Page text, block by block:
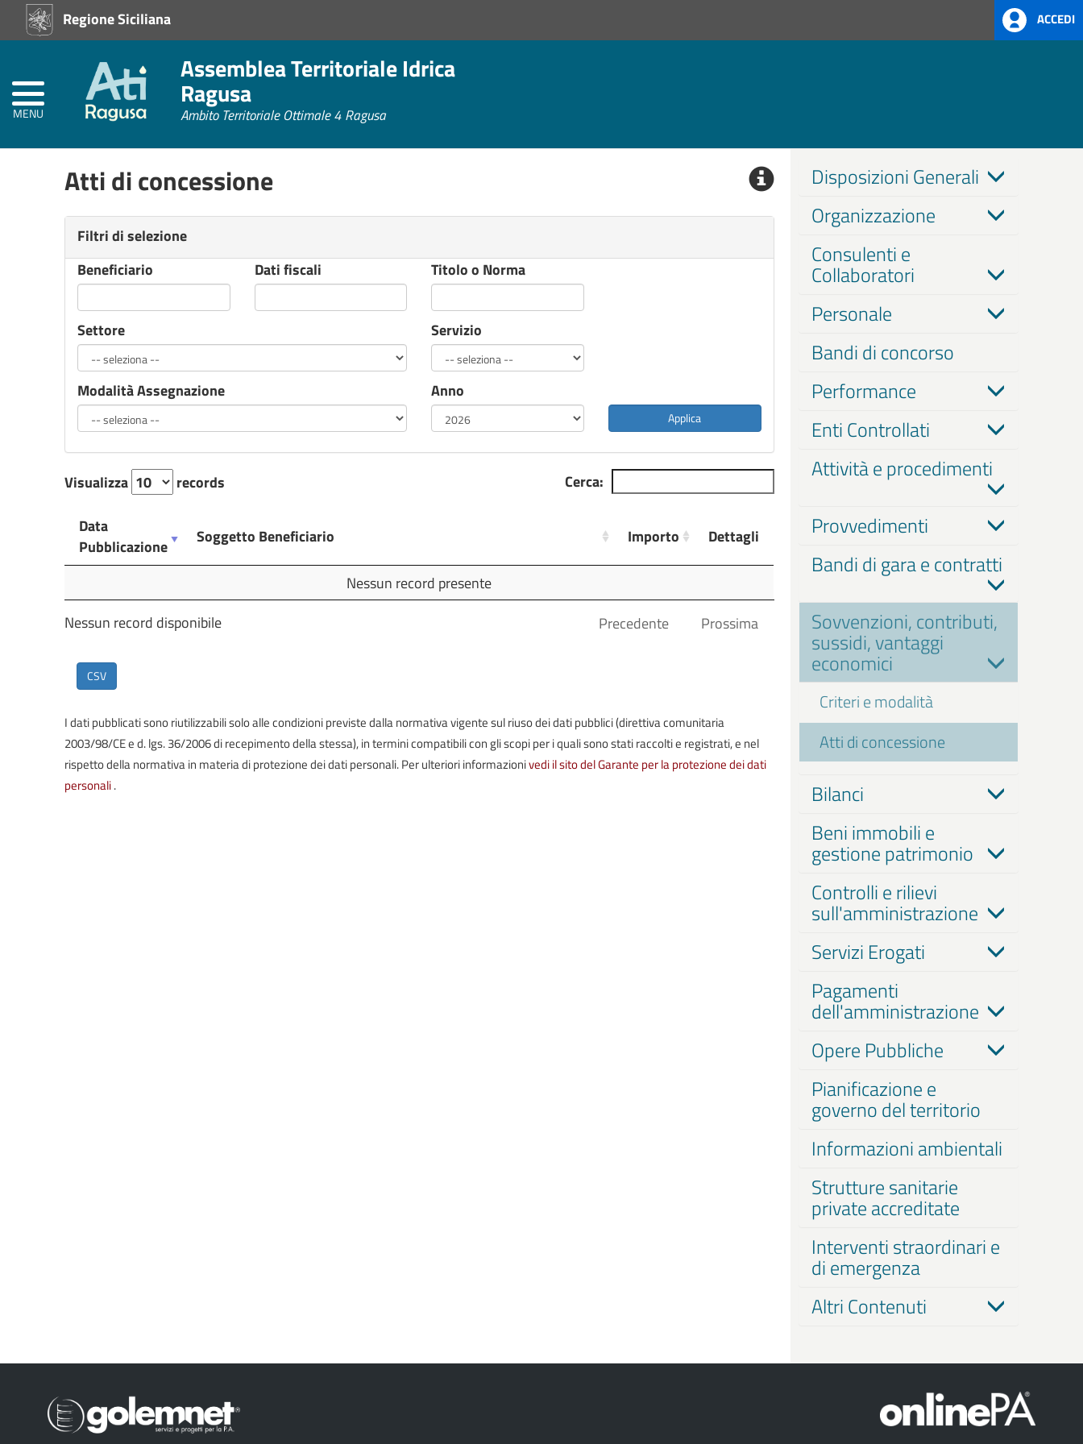
Regione Siciliana ACCEDI
Assemblea Territoriale Idrica
Ragusa
Ambito Territoriale Ottimale 4 Ragusa
MENU
Home
Amministrativi
(L.R.
Siciliana
Amministrazione
Trasparente
Pretorio
Atti di concessione
Filtri di selezione
Beneficiario
Dati fiscali Titolo o Norma
Settore Servizio
Modalità Assegnazione Anno
Applica
Visualizza records
Cerca:
Data
Pubblicazione
Soggetto Beneficiario Importo
Dettagli
Pubblicazione
Nessun record presente
Nessun record disponibile
Precedente Prossima
CSV
I dati pubblicati sono riutilizzabili solo alle condizioni previste dalla normativa vigente sul riuso dei dati pubblici (direttiva comunitaria
2003/98/CE e d. lgs. 36/2006 di recepimento della stessa), in termini compatibili con gli scopi per i quali sono stati raccolti e registrati, e nel
rispetto della normativa in materia di protezione dei dati personali. Per ulteriori informazionivedi il sito del Garante per la protezione dei dati
personali.
Disposizioni Generali
Organizzazione
Consulenti e
Collaboratori
Personale
Bandi di concorso
Performance
Enti Controllati
Attività e procedimenti
Provvedimenti
Bandi di gara e contratti
Sovvenzioni, contributi,
sussidi, vantaggi
economici
Criteri e modalità
Atti di concessione
Bilanci
Beni immobili e
gestione patrimonio
Controlli e rilievi
sull'amministrazione
Servizi Erogati
Pagamenti
dell'amministrazione
Opere Pubbliche
Pianificazione e
governo del territorio
Informazioni ambientali
Strutture sanitarie
private accreditate
Interventi straordinari e
di emergenza
Altri Contenuti